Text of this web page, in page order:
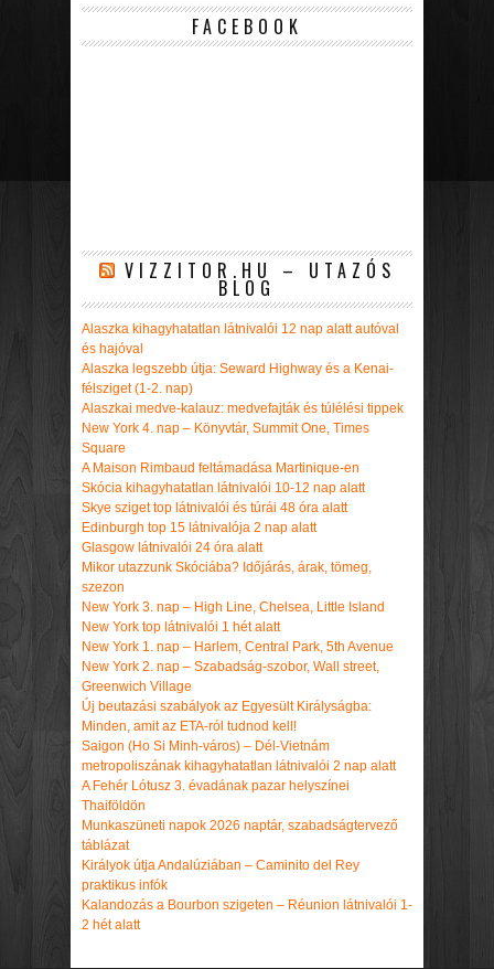
FACEBOOK
VIZZITOR.HU – UTAZÓS
BLOG
Alaszka kihagyhatatlan látnivalói 12 nap alatt autóval
és hajóval
Alaszka legszebb útja: Seward Highway és a Kenai-
félsziget (1-2. nap)
Alaszkai medve-kalauz: medvefajták és túlélési tippek
New York 4. nap – Könyvtár, Summit One, Times
Square
A Maison Rimbaud feltámadása Martinique-en
Skócia kihagyhatatlan látnivalói 10-12 nap alatt
Skye sziget top látnivalói és túrái 48 óra alatt
Edinburgh top 15 látnivalója 2 nap alatt
Glasgow látnivalói 24 óra alatt
Mikor utazzunk Skóciába? Időjárás, árak, tömeg,
szezon
New York 3. nap – High Line, Chelsea, Little Island
New York top látnivalói 1 hét alatt
New York 1. nap – Harlem, Central Park, 5th Avenue
New York 2. nap – Szabadság-szobor, Wall street,
Greenwich Village
Új beutazási szabályok az Egyesült Királyságba:
Minden, amit az ETA-ról tudnod kell!
Saigon (Ho Si Minh-város) – Dél-Vietnám
metropoliszának kihagyhatatlan látnivalói 2 nap alatt
A Fehér Lótusz 3. évadának pazar helyszínei
Thaiföldön
Munkaszüneti napok 2026 naptár, szabadságtervező
táblázat
Királyok útja Andalúziában – Caminito del Rey
praktikus infók
Kalandozás a Bourbon szigeten – Réunion látnivalói 1-
2 hét alatt